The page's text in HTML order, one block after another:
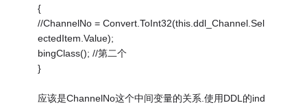
{
//ChannelNo = Convert.ToInt32(this.ddl_Channel.Sel
ectedItem.Value);
bingClass(); //第二个
}
应该是ChannelNo这个中间变量的关系.使用DDL的ind